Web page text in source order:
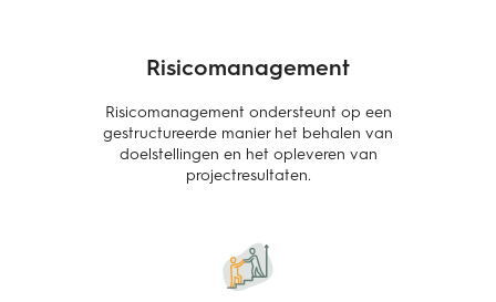
Risicomanagement
Risicomanagement ondersteunt op een
gestructureerde manier het behalen van
doelstellingen en het opleveren van
projectresultaten.